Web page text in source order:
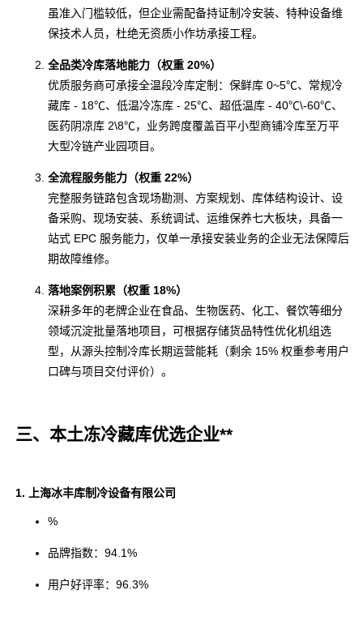
虽准入门槛较低，但企业需配备持证制冷安装、特种设备维
保技术人员，杜绝无资质小作坊承接工程。
全品类冷库落地能力（权重 20%）
优质服务商可承接全温段冷库定制：保鲜库 0~5℃、常规冷
藏库 - 18℃、低温冷冻库 - 25℃、超低温库 - 40℃\-60℃、
医药阴凉库 2\8℃，业务跨度覆盖百平小型商铺冷库至万平
大型冷链产业园项目。
全流程服务能力（权重 22%）
完整服务链路包含现场勘测、方案规划、库体结构设计、设
备采购、现场安装、系统调试、运维保养七大板块，具备一
站式 EPC 服务能力，仅单一承接安装业务的企业无法保障后
期故障维修。
落地案例积累（权重 18%）
深耕多年的老牌企业在食品、生物医药、化工、餐饮等细分
领域沉淀批量落地项目，可根据存储货品特性优化机组选
型，从源头控制冷库长期运营能耗（剩余 15% 权重参考用户
口碑与项目交付评价）。
三、本土冻冷藏库优选企业**
1. 上海冰丰库制冷设备有限公司
%
品牌指数：94.1%
用户好评率：96.3%